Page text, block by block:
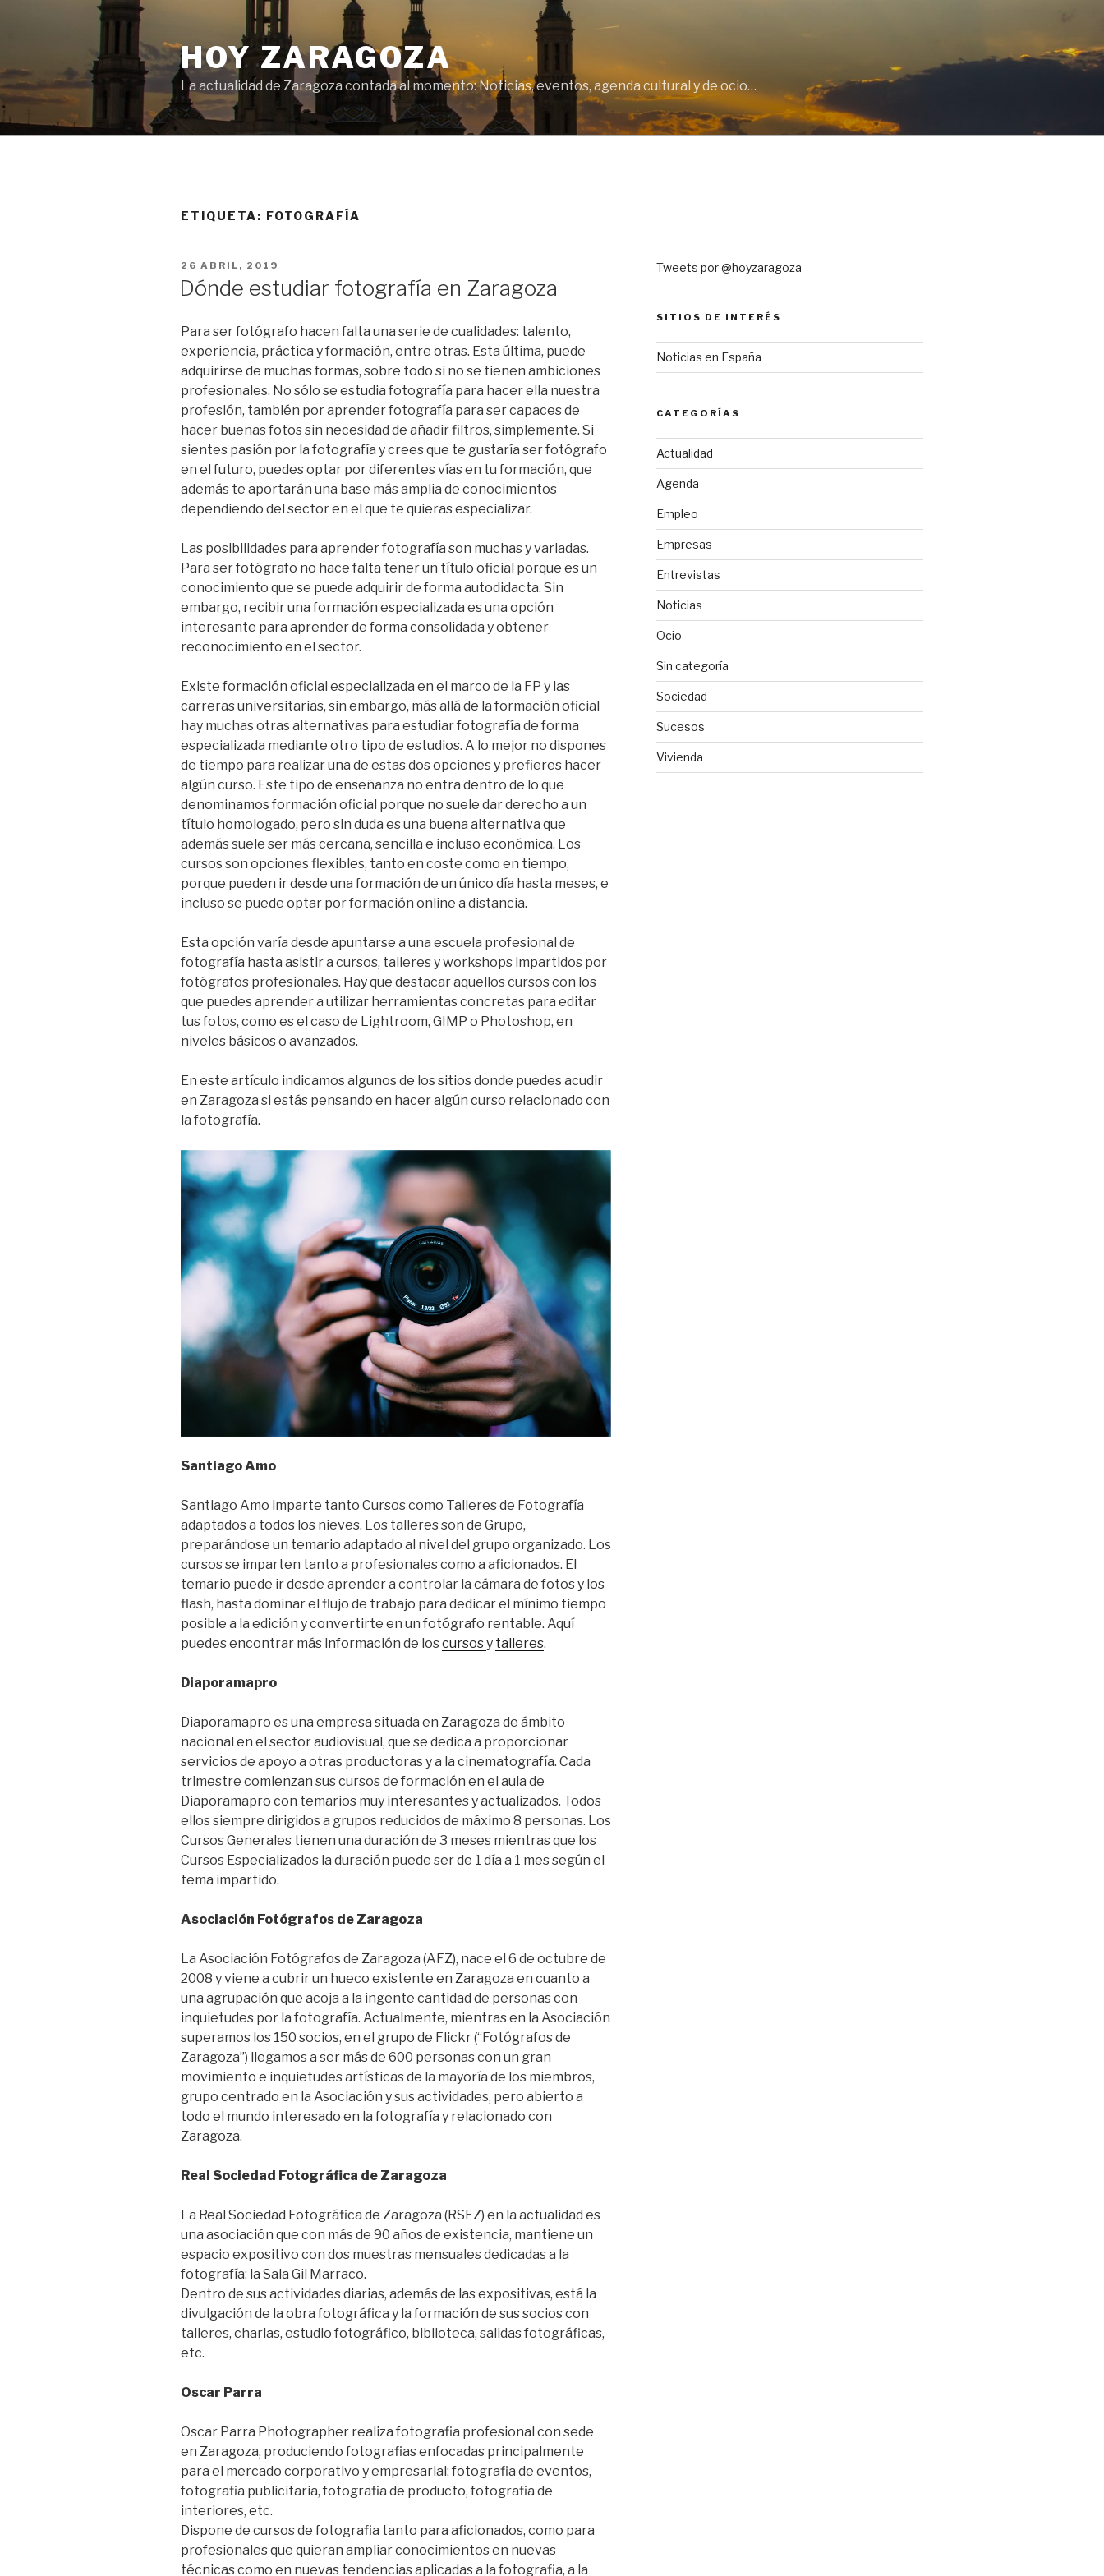
HOY ZARAGOZA
La actualidad de Zaragoza contada al momento: Noticias, eventos, agenda cultural y de ocio…
ETIQUETA: FOTOGRAFÍA
PUBLICADO
26 ABRIL, 2019
Dónde estudiar fotografía en Zaragoza
Para ser fotógrafo hacen falta una serie de cualidades: talento,
experiencia, práctica y formación, entre otras. Esta última, puede
adquirirse de muchas formas, sobre todo si no se tienen ambiciones
profesionales. No sólo se estudia fotografía para hacer ella nuestra
profesión, también por aprender fotografía para ser capaces de
hacer buenas fotos sin necesidad de añadir filtros, simplemente. Si
sientes pasión por la fotografía y crees que te gustaría ser fotógrafo
en el futuro, puedes optar por diferentes vías en tu formación, que
además te aportarán una base más amplia de conocimientos
dependiendo del sector en el que te quieras especializar.
Las posibilidades para aprender fotografía son muchas y variadas.
Para ser fotógrafo no hace falta tener un título oficial porque es un
conocimiento que se puede adquirir de forma autodidacta. Sin
embargo, recibir una formación especializada es una opción
interesante para aprender de forma consolidada y obtener
reconocimiento en el sector.
Existe formación oficial especializada en el marco de la FP y las
carreras universitarias, sin embargo, más allá de la formación oficial
hay muchas otras alternativas para estudiar fotografía de forma
especializada mediante otro tipo de estudios. A lo mejor no dispones
de tiempo para realizar una de estas dos opciones y prefieres hacer
algún curso. Este tipo de enseñanza no entra dentro de lo que
denominamos formación oficial porque no suele dar derecho a un
título homologado, pero sin duda es una buena alternativa que
además suele ser más cercana, sencilla e incluso económica. Los
cursos son opciones flexibles, tanto en coste como en tiempo,
porque pueden ir desde una formación de un único día hasta meses, e
incluso se puede optar por formación online a distancia.
Esta opción varía desde apuntarse a una escuela profesional de
fotografía hasta asistir a cursos, talleres y workshops impartidos por
fotógrafos profesionales. Hay que destacar aquellos cursos con los
que puedes aprender a utilizar herramientas concretas para editar
tus fotos, como es el caso de Lightroom, GIMP o Photoshop, en
niveles básicos o avanzados.
En este artículo indicamos algunos de los sitios donde puedes acudir
en Zaragoza si estás pensando en hacer algún curso relacionado con
la fotografía.
Santiago Amo
Santiago Amo imparte tanto Cursos como Talleres de Fotografía
adaptados a todos los nieves. Los talleres son de Grupo,
preparándose un temario adaptado al nivel del grupo organizado. Los
cursos se imparten tanto a profesionales como a aficionados. El
temario puede ir desde aprender a controlar la cámara de fotos y los
flash, hasta dominar el flujo de trabajo para dedicar el mínimo tiempo
posible a la edición y convertirte en un fotógrafo rentable. Aquí
puedes encontrar más información de loscursosy talleres.
Diaporamapro
Diaporamapro es una empresa situada en Zaragoza de ámbito
nacional en el sector audiovisual, que se dedica a proporcionar
servicios de apoyo a otras productoras y a la cinematografía. Cada
trimestre comienzan sus cursos de formación en el aula de
Diaporamapro con temarios muy interesantes y actualizados. Todos
ellos siempre dirigidos a grupos reducidos de máximo 8 personas. Los
Cursos Generales tienen una duración de 3 meses mientras que los
Cursos Especializados la duración puede ser de 1 día a 1 mes según el
tema impartido.
Asociación Fotógrafos de Zaragoza
La Asociación Fotógrafos de Zaragoza (AFZ), nace el 6 de octubre de
2008 y viene a cubrir un hueco existente en Zaragoza en cuanto a
una agrupación que acoja a la ingente cantidad de personas con
inquietudes por la fotografía. Actualmente, mientras en la Asociación
superamos los 150 socios, en el grupo de Flickr (“Fotógrafos de
Zaragoza”) llegamos a ser más de 600 personas con un gran
movimiento e inquietudes artísticas de la mayoría de los miembros,
grupo centrado en la Asociación y sus actividades, pero abierto a
todo el mundo interesado en la fotografía y relacionado con
Zaragoza.
Real Sociedad Fotográfica de Zaragoza
La Real Sociedad Fotográfica de Zaragoza (RSFZ) en la actualidad es
una asociación que con más de 90 años de existencia, mantiene un
espacio expositivo con dos muestras mensuales dedicadas a la
fotografía: la Sala Gil Marraco.
Dentro de sus actividades diarias, además de las expositivas, está la
divulgación de la obra fotográfica y la formación de sus socios con
talleres, charlas, estudio fotográfico, biblioteca, salidas fotográficas,
etc.
Oscar Parra
Oscar Parra Photographer realiza fotografia profesional con sede
en Zaragoza, produciendo fotografias enfocadas principalmente
para el mercado corporativo y empresarial: fotografia de eventos,
fotografia publicitaria, fotografia de producto, fotografia de
interiores, etc.
Dispone de cursos de fotografia tanto para aficionados, como para
profesionales que quieran ampliar conocimientos en nuevas
técnicas como en nuevas tendencias aplicadas a la fotografia, a la
Tweets por @hoyzaragoza
SITIOS DE INTERÉS
Noticias en España
CATEGORÍAS
Actualidad
Agenda
Empleo
Empresas
Entrevistas
Noticias
Ocio
Sin categoría
Sociedad
Sucesos
Vivienda